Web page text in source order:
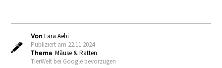
VonLara Aebi
Publiziert am 22.11.2024
Thema Mäuse & Ratten
TierWelt bei Google bevorzugen